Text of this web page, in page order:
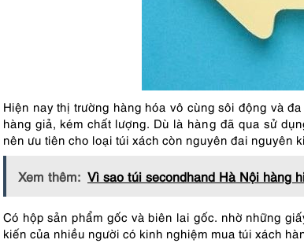
Hiện nay thị trường hàng hóa vô cùng sôi động và
hàng giả, kém chất lượng. Dù là hàng đã qua sử
nên ưu tiên cho loại túi xách còn nguyên đai nguyên
Xem thêm: Vì sao túi secondhand Hà Nội hàng
Có hộp sản phẩm gốc và biên lai gốc. nhờ những
kiến của nhiều người có kinh nghiệm mua túi xách